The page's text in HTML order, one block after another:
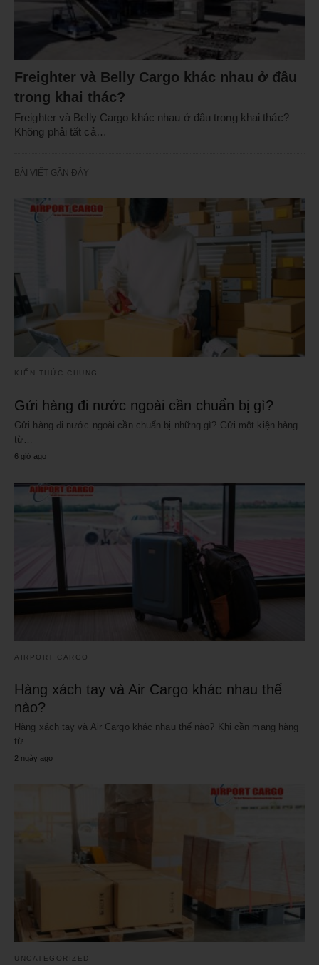
Freighter và Belly Cargo khác nhau ở đâu
trong khai thác?
Freighter và Belly Cargo khác nhau ở đâu trong khai thác?
Không phải tất cả…
BÀI VIẾT GẦN ĐÂY
KIẾN THỨC CHUNG
Gửi hàng đi nước ngoài cần chuẩn bị gì?
Gửi hàng đi nước ngoài cần chuẩn bị những gì? Gửi một kiện hàng
từ…
6 giờ ago
AIRPORT CARGO
Hàng xách tay và Air Cargo khác nhau thế
nào?
Hàng xách tay và Air Cargo khác nhau thế nào? Khi cần mang hàng
từ…
2 ngày ago
UNCATEGORIZED